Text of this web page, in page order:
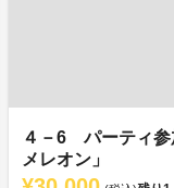
４－6 パーティ参
メレオン」